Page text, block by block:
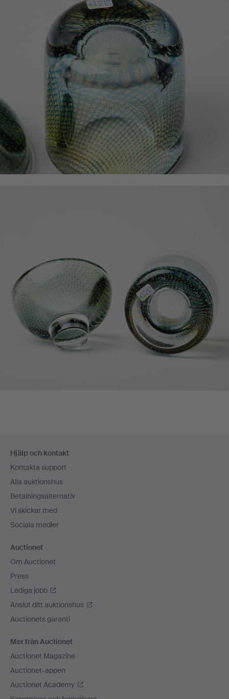
Hjälp och kontakt
Kontakta support
Alla auktionshus
Betalningsalternativ
Vi skickar med
Sociala medier
Auctionet
Om Auctionet
Press
Lediga jobb
Anslut ditt auktionshus
Auctionets garanti
Mer från Auctionet
Auctionet Magazine
Auctionet-appen
Auctionet Academy